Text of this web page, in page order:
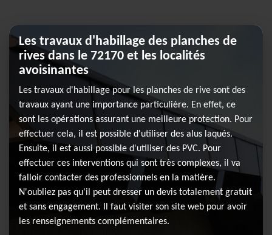
Les travaux d'habillage des planches de
rives dans le 72170 et les localités
avoisinantes
Les travaux d'habillage pour les planches de rive sont des
travaux ayant une importance particulière. En effet, ce
sont les opérations assurant une meilleure protection. Pour
effectuer cela, il est possible d'utiliser des alus laqués.
Ensuite, il est aussi possible d'utiliser des PVC. Pour
effectuer ces interventions qui sont très complexes, il va
falloir contacter des professionnels en la matière.
N'oubliez pas qu'il peut dresser un devis totalement gratuit
et sans engagement. Il faut visiter son site web pour avoir
les renseignements complémentaires.